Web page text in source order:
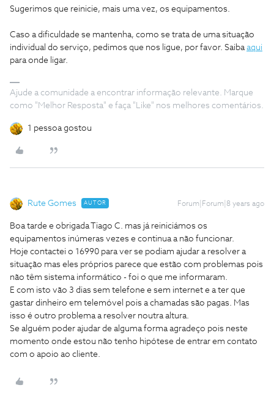
Sugerimos que reinicie, mais uma vez, os equipamentos.
Caso a dificuldade se mantenha, como se trata de uma situação
individual do serviço, pedimos que nos ligue, por favor. Saibaaqui
para onde ligar.
Ajude a comunidade a encontrar informação relevante. Marque
como "Melhor Resposta" e faça "Like" nos melhores comentários.
1 pessoa gostou
Rute Gomes AUTOR Forum|Forum|8 years ago
Boa tarde e obrigada Tiago C. mas já reiniciámos os
equipamentos inúmeras vezes e continua a não funcionar.
Hoje contactei o 16990 para ver se podiam ajudar a resolver a
situação mas eles próprios parece que estão com problemas pois
não têm sistema informático - foi o que me informaram.
E com isto vão 3 dias sem telefone e sem internet e a ter que
gastar dinheiro em telemóvel pois a chamadas são pagas. Mas
isso é outro problema a resolver noutra altura.
Se alguém poder ajudar de alguma forma agradeço pois neste
momento onde estou não tenho hipótese de entrar em contato
com o apoio ao cliente.